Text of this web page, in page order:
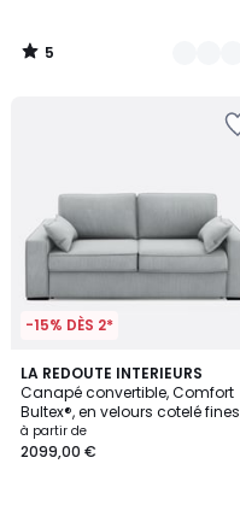
5
/
-15% DÈS 2*
LA REDOUTE INTERIEURS
Canapé convertible, Comfort
Bultex®, en velours cotelé fines
cotes, CECILIA
à partir de
2099,00 €
5
/
5
5
Couleurs